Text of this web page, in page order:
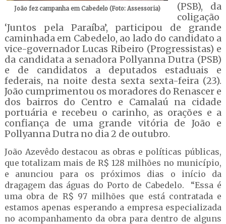
João fez campanha em Cabedelo (Foto: Assessoria)
(PSB), da
coligação
‘Juntos pela Paraíba’, participou de grande
caminhada em Cabedelo, ao lado do candidato a
vice-governador Lucas Ribeiro (Progressistas) e
da candidata a senadora Pollyanna Dutra (PSB)
e de candidatos a deputados estaduais e
federais, na noite desta sexta sexta-feira (23).
João cumprimentou os moradores do Renascer e
dos bairros do Centro e Camalaú na cidade
portuária e recebeu o carinho, as orações e a
confiança de uma grande vitória de João e
Pollyanna Dutra no dia 2 de outubro.
João Azevêdo destacou as obras e políticas públicas,
que totalizam mais de R$ 128 milhões no município,
e anunciou para os próximos dias o início da
dragagem das águas do Porto de Cabedelo. “Essa é
uma obra de R$ 97 milhões que está contratada e
estamos apenas esperando a empresa especializada
no acompanhamento da obra para dentro de alguns